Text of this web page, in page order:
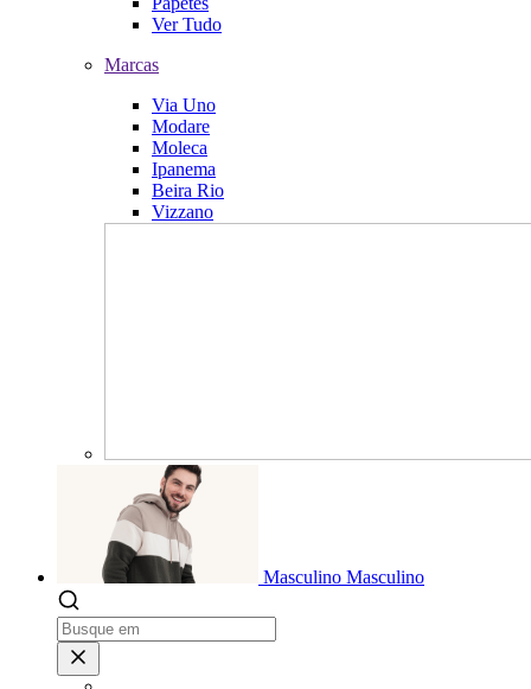
Ver Tudo
Marcas
Via Uno
Modare
Moleca
Ipanema
Beira Rio
Vizzano
Masculino Masculino